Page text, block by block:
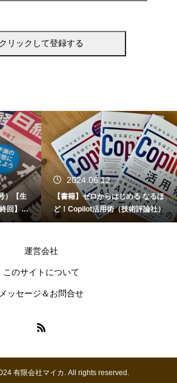
）【生
回】 A
サービ
2024.06.12
【書籍】ゼロからはじめる なるほ
ど！Copilot活用術（技術評論社）
運営会社
このサイトについて
メッセージ＆お問合せ
有限会社マイカ. All rights reserved.